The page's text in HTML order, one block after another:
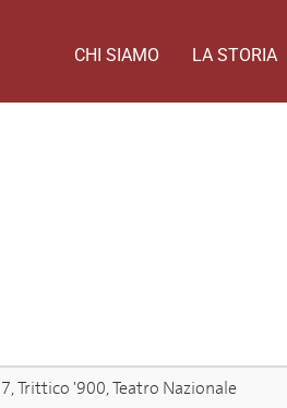
CHI SIAMO LA STORIA
Trittico '900, Teatro Nazionale